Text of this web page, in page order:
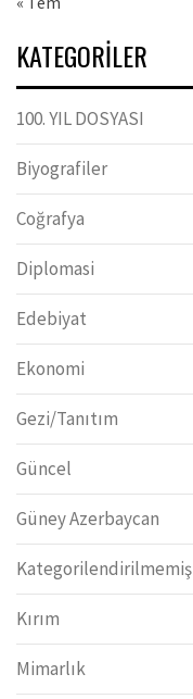
KATEGORILER
100. YIL DOSYASI
Biyografiler
Coğrafya
Diplomasi
Edebiyat
Ekonomi
Gezi/Tanıtım
Güncel
Güney Azerbaycan
Kategorilendirilmemiş
Kırım
Mimarlık